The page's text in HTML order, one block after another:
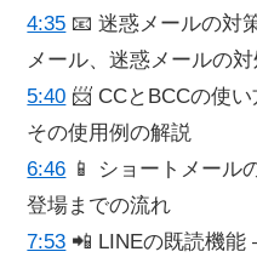
4:35 📧 迷惑メールの対
メール、迷惑メールの
5:40 📨 CCとBCCの使
その使用例の解説
6:46 📱 ショートメール
登場までの流れ
7:53 📲 LINEの既読機能